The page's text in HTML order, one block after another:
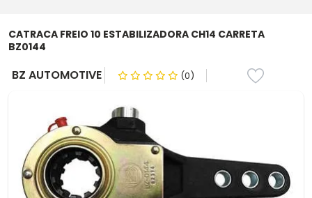
CATRACA FREIO 10 ESTABILIZADORA CH14 CARRETA
BZ0144
BZ AUTOMOTIVE (0)